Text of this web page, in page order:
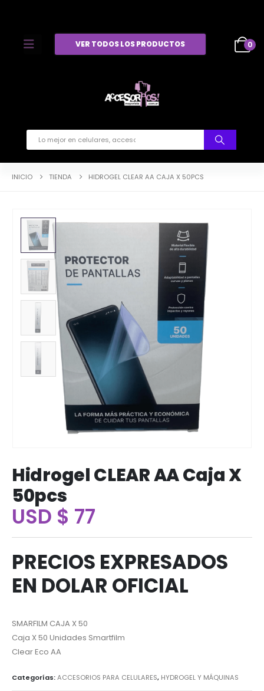
VER TODOS LOS PRODUCTOS 0
INICIO TIENDA HIDROGEL CLEAR AA CAJA X 50PCS
Hidrogel CLEAR AA Caja X
50pcs
USD $ 77
PRECIOS EXPRESADOS
EN DOLAR OFICIAL
SMARFILM CAJA X 50
Caja X 50 Unidades Smartfilm
Clear Eco AA
Categorías:ACCESORIOS PARA CELULARES, HYDROGEL Y MÁQUINAS